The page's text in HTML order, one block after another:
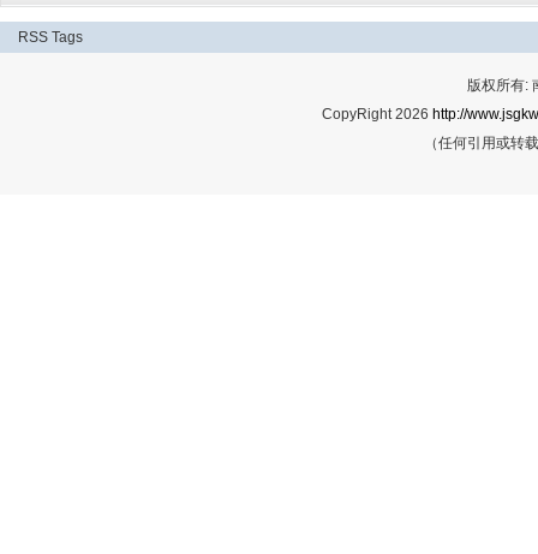
RSS Tags
版权所有:
CopyRight 2026 http://
（任何引用或转